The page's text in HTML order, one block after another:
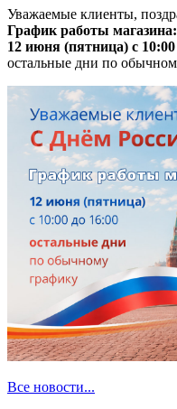
Уважаемые клиенты,
График работы магазина:
12 июня (пятница) с 10:00
остальные дни по
Все новости...